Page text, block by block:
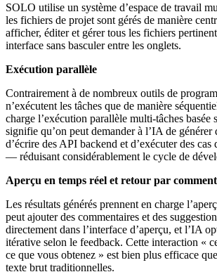
SOLO utilise un système d’espace de travail
les fichiers de projet sont gérés de manière
afficher, éditer et gérer tous les fichiers
interface sans basculer entre les onglets.
Exécution parallèle
Contrairement à de nombreux outils de
n’exécutent les tâches que de manière
charge l’exécution parallèle multi-tâches basée
signifie qu’on peut demander à l’IA de générer
d’écrire des API backend et d’exécuter des cas
— réduisant considérablement le cycle de
Aperçu en temps réel et retour par
Les résultats générés prennent en charge
peut ajouter des commentaires et des
directement dans l’interface d’aperçu, et l’IA
itérative selon le feedback. Cette interaction «
ce que vous obtenez » est bien plus efficace
texte brut traditionnelles.